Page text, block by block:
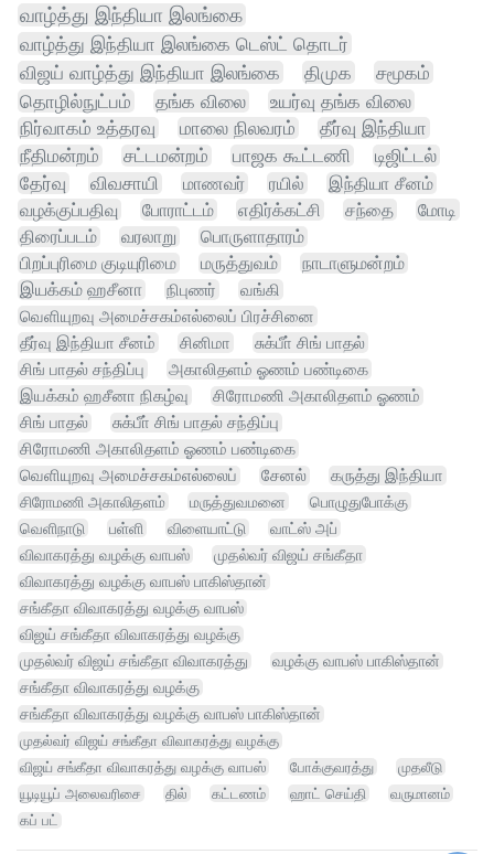
வாழ்த்து இந்தியா இலங்கை
வாழ்த்து இந்தியா இலங்கை டெஸ்ட் தொடர்
விஜய் வாழ்த்து இந்தியா இலங்கை
திமுக
சமூகம்
தொழில்நுட்பம்
தங்க விலை உயர்வு தங்க விலை
நிர்வாகம் உத்தரவு மாலை நிலவரம்
தீர்வு இந்தியா
நீதிமன்றம்
சட்டமன்றம் பாஜக கூட்டணி
டிஜிட்டல்
தேர்வு
விவசாயி மாணவர் ரயில்
இந்தியா சீனம்
வழக்குப்பதிவு
போராட்டம் எதிர்க்கட்சி சந்தை மோடி
திரைப்படம் வரலாறு
பொருளாதாரம்
பிறப்புரிமை குடியுரிமை
மருத்துவம்
நாடாளுமன்றம்
இயக்கம் ஹசீனா
நிபுணர்
வங்கி
வெளியுறவு அமைச்சகம்எல்லைப் பிரச்சினை
தீர்வு இந்தியா சீனம்
சினிமா
சுக்பீா் சிங் பாதல்
சிங் பாதல் சந்திப்பு
அகாலிதளம் ஓணம் பண்டிகை
இயக்கம் ஹசீனா நிகழ்வு
சிரோமணி அகாலிதளம் ஓணம்
சிங் பாதல்
சுக்பீா் சிங் பாதல் சந்திப்பு
சிரோமணி அகாலிதளம் ஓணம் பண்டிகை
வெளியுறவு அமைச்சகம்எல்லைப்
சேனல் கருத்து இந்தியா
சிரோமணி அகாலிதளம் மருத்துவமனை
பொழுதுபோக்கு
வெளிநாடு
பள்ளி விளையாட்டு
வாட்ஸ் அப்
விவாகரத்து வழக்கு வாபஸ்
முதல்வர் விஜய் சங்கீதா
விவாகரத்து வழக்கு வாபஸ் பாகிஸ்தான்
சங்கீதா விவாகரத்து வழக்கு வாபஸ்
விஜய் சங்கீதா விவாகரத்து வழக்கு
முதல்வர் விஜய் சங்கீதா விவாகரத்து
வழக்கு வாபஸ் பாகிஸ்தான்
சங்கீதா விவாகரத்து வழக்கு
சங்கீதா விவாகரத்து வழக்கு வாபஸ் பாகிஸ்தான்
முதல்வர் விஜய் சங்கீதா விவாகரத்து வழக்கு
விஜய் சங்கீதா விவாகரத்து வழக்கு வாபஸ்
போக்குவரத்து
முதலீடு
யூடியூப் அலைவரிசை
தில் கட்டணம் ஹாட் செய்தி வருமானம்
கப் பட்